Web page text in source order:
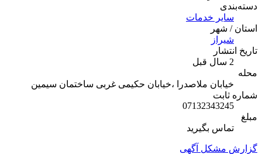
خدمات
ملاصدرا ،خیابان حکیمی غربی ساختمان سیمین
بگیرید
آگهی